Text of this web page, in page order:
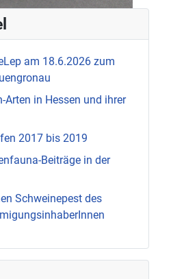
am 18.6.2026 zum
Arten in Hessen und ihrer
2017 bis 2019
Beiträge in der
Schweinepest des